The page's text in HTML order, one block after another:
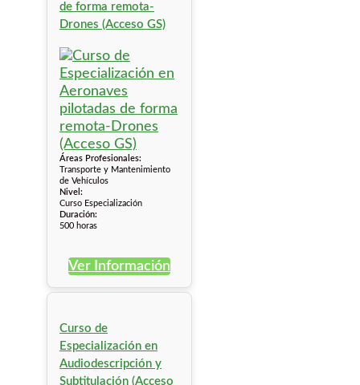
de forma remota-
Drones (Acceso GS)
Áreas Profesionales:
Transporte y Mantenimiento
de Vehículos
Nivel:
Curso Especialización
Duración:
500 horas
Ver Información
Curso de
Especialización en
Audiodescripción y
Subtitulación (Acceso